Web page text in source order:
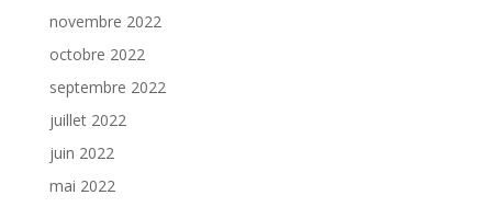
novembre 2022
octobre 2022
septembre 2022
juillet 2022
juin 2022
mai 2022